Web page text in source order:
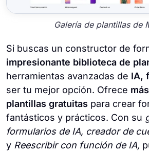
Galería de plantillas de
Si buscas un constructor de
impresionante biblioteca de
herramientas avanzadas de IA,
ser tu mejor opción. Ofrece
plantillas gratuitas para crear
fantásticos y prácticos. Con su
formularios de IA, creador de
y Reescribir con función de IA,